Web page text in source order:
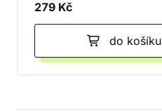
279 Kč
do košíku